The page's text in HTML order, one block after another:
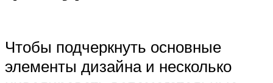
Чтобы подчеркнуть основные
элементы дизайна и несколько